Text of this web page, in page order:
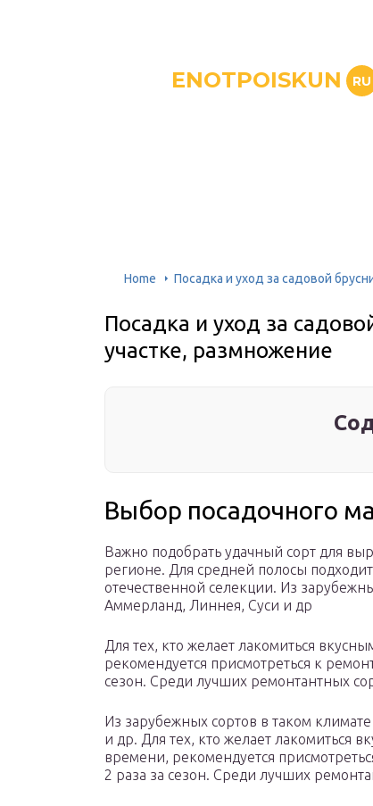
ENOTPOISKUN RU
Home Посадка и уход за садовой
Посадка и уход за
участке, размножение
Выбор посадочного
Важно подобрать удачный сорт для
регионе. Для средней полосы
отечественной селекции. Из
Аммерланд, Линнея, Суси и др
Для тех, кто желает лакомиться
рекомендуется присмотреться к
сезон. Среди лучших ремонтантных
Из зарубежных сортов в таком
и др. Для тех, кто желает лакомиться
времени, рекомендуется
2 раза за сезон. Среди лучших